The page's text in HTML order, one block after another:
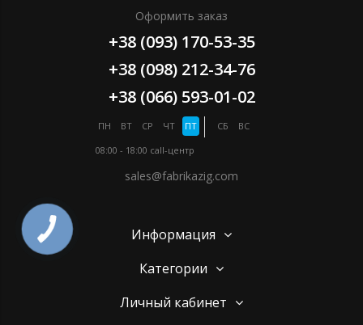
Оформить заказ
+38 (093) 170-53-35
+38 (098) 212-34-76
+38 (066) 593-01-02
ПН ВТ СР ЧТ ПТ СБ
ВС
08:00 - 18:00 call-центр
sales@fabrikazig.com
Информация
Категории
Личный кабинет